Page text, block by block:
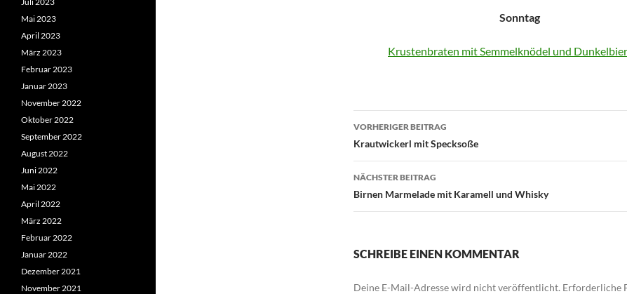
Sonntag
Krustenbraten mit Semmelknödel und
Beitragsnavigation
VORHERIGER BEITRAG
Krautwickerl mit Specksoße
NÄCHSTER BEITRAG
Birnen Marmelade mit Karamell und Whisky
SCHREIBE EINEN KOMMENTAR
Deine E-Mail-Adresse wird nicht veröffentlicht. Erforderliche
Mai 2023
April 2023
März 2023
Februar 2023
Januar 2023
November 2022
Oktober 2022
September 2022
August 2022
Juni 2022
Mai 2022
April 2022
März 2022
Februar 2022
Januar 2022
Dezember 2021
November 2021